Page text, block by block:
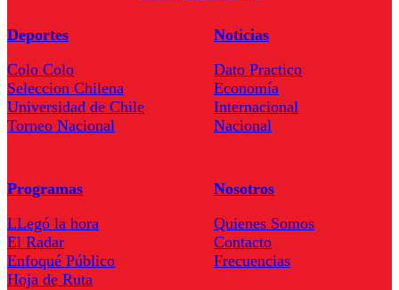
Deportes
Colo Colo
Seleccion Chilena
Universidad de Chile
Torneo Nacional
Noticias
Dato Practico
Economía
Internacional
Nacional
Programas
LLegó la hora
El Radar
Enfoqué Público
Hoja de Ruta
Nosotros
Quienes Somos
Contacto
Frecuencias